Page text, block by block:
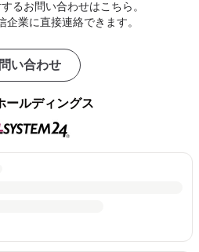
るお問い合わせはこちら。
企業に直接連絡できます。
い合わせ
ールディングス